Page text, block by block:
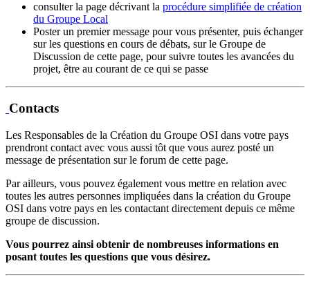
consulter la page décrivant la procédure simplifiée de création
du Groupe Local
Poster un premier message pour vous présenter, puis échanger
sur les questions en cours de débats, sur le Groupe de
Discussion de cette page, pour suivre toutes les avancées du
projet, être au courant de ce qui se passe
Contacts
Les Responsables de la Création du Groupe OSI dans votre pays
prendront contact avec vous aussi tôt que vous aurez posté un
message de présentation sur le forum de cette page.
Par ailleurs, vous pouvez également vous mettre en relation avec
toutes les autres personnes impliquées dans la création du Groupe
OSI dans votre pays en les contactant directement depuis ce même
groupe de discussion.
Vous pourrez ainsi obtenir de nombreuses informations en
posant toutes les questions que vous désirez.